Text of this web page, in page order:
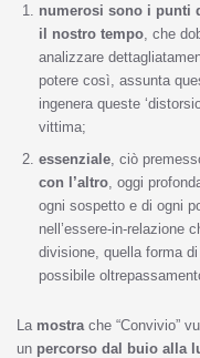
numerosi sono i punti
il nostro tempo , che
analizzare
potere così, assunta
ingenera queste
vittima;
essenziale , ciò
con l’altro , oggi
ogni sospetto e di ogni
nell’essere-in-relazione
divisione, quella forma
possibile
La mostra che “Convivio”
un percorso dal buio alla